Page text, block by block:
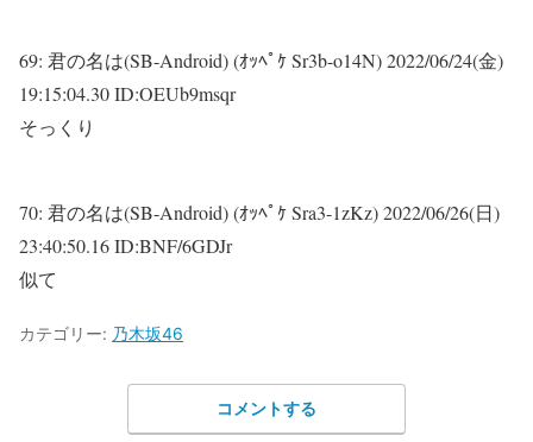
69: 君の名は(SB-Android) (ｵｯﾍﾟｹ Sr3b-o14N)2022/06/24(金)
19:15:04.30 ID:OEUb9msqr
そっくり
70: 君の名は(SB-Android) (ｵｯﾍﾟｹ Sra3-1zKz)2022/06/26(日)
23:40:50.16 ID:BNF/6GDJr
似て
カテゴリー: 乃木坂46
コメントする